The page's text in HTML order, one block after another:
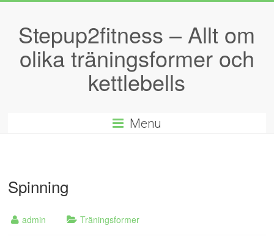
Stepup2fitness – Allt om
olika träningsformer och
kettlebells
Menu
Spinning
admin Träningsformer